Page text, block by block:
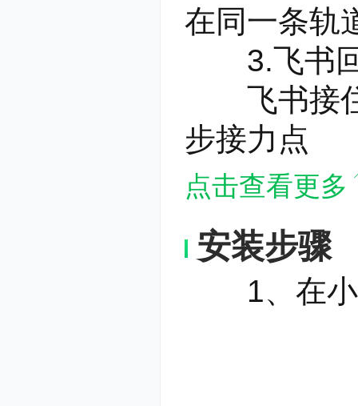
在同一条轨
3.飞书
飞书接住
步接力点
点击查看更多
安装步骤
1、在小